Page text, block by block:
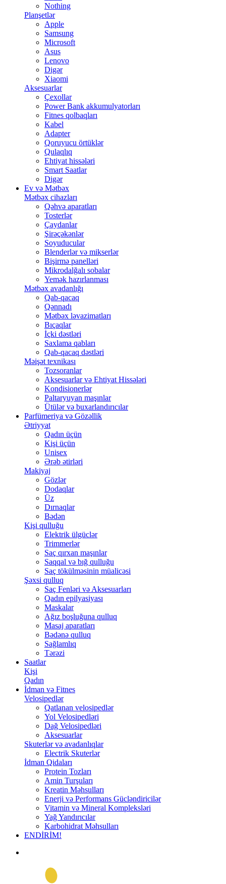
Nothing
Planşetlər
Apple
Samsung
Microsoft
Asus
Lenovo
Digər
Xiaomi
Aksesuarlar
Çexollar
Power Bank akkumulyatorları
Fitnes qolbaqları
Kabel
Adapter
Qoruyucu örtüklər
Qulaqlıq
Ehtiyat hissələri
Smart Saatlar
Digər
Ev və Mətbəx
Mətbəx cihazları
Qəhvə aparatları
Tosterlər
Çaydanlar
Şirəçəkənlər
Soyuducular
Blenderlər və mikserlər
Bişirmə panelləri
Mikrodalğalı sobalar
Yemək hazırlanması
Mətbəx avadanlığı
Qab-qacaq
Qənnadı
Mətbəx ləvazimatları
Bıçaqlar
İçki dəstləri
Saxlama qabları
Qab-qacaq dəstləri
Məişət texnikası
Tozsoranlar
Aksesuarlar və Ehtiyat Hissələri
Kondisionerlər
Paltaryuyan maşınlar
Ütülər və buxarlandırıcılar
Parfümeriya və Gözəllik
Ətriyyat
Qadın üçün
Kişi üçün
Unisex
Ərəb ətirləri
Makiyaj
Gözlər
Dodaqlar
Üz
Dırnaqlar
Bədən
Kişi qulluğu
Elektrik ülgüclər
Trimmerlər
Saç qırxan maşınlar
Saqqal və bığ qulluğu
Saç tökülməsinin müalicəsi
Şəxsi qulluq
Saç Fenləri və Aksesuarları
Qadın epilyasiyası
Maskalar
Ağız boşluğuna qulluq
Masaj aparatları
Bədənə qulluq
Sağlamlıq
Tərəzi
Saatlar
Kişi
Qadın
İdman və Fitnes
Velosipedlər
Qatlanan velosipedlər
Yol Velosipedləri
Dağ Velosipedləri
Aksesuarlar
Skuterlər və avadanlıqlar
Electrik Skuterlər
İdman Qidaları
Protein Tozları
Amin Turşuları
Kreatin Məhsulları
Enerji və Performans Gücləndiricilər
Vitamin və Mineral Kompleksləri
Yağ Yandırıcılar
Karbohidrat Məhsulları
ENDİRİM!